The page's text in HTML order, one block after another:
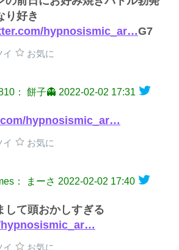
り好き
hypnosismic_ar…G7
イ お気に
： 餅子👻 2022-02-02 17:31
hypnosismic_ar…
イ お気に
： まーさ 2022-02-02 17:40
して頭おかしすぎる
イ お気に